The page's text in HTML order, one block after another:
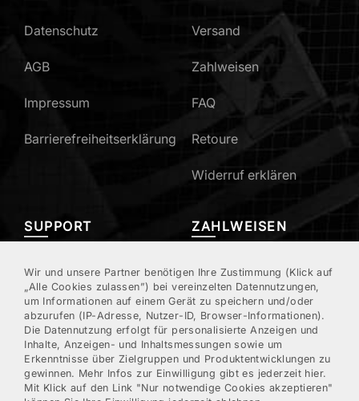
Datenschutz
AGB
Impressum
Barrierefreiheitserklärung
Versand
Zahlweisen
FAQ
Retoure
Widerruf erklären
SUPPORT
Mein Konto
Kundenregistrierung
Kontakt/Hotline
Newsletter
ZAHLWEISEN
Wir und unsere Partner benötigen Ihre Zustimmung (Klick auf
„Alle Cookies zulassen”) bei vereinzelten Datennutzungen,
um Informationen auf einem Gerät zu speichern und/oder
abzurufen (IP-Adresse, Nutzer-ID, Browser-Informationen).
Die Datennutzung erfolgt für personalisierte Anzeigen und
Inhalte, Anzeigen- und Inhaltsmessungen sowie um
Erkenntnisse über Zielgruppen und Produktentwicklungen zu
gewinnen. Mehr Infos zur Einwilligung gibt es jederzeit hier.
Mit Klick auf den Link "Nur notwendige Cookies akzeptieren"